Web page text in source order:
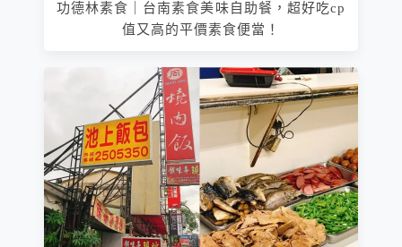
功德林素食｜台南素食美味自助餐，超好吃cp
值又高的平價素食便當！